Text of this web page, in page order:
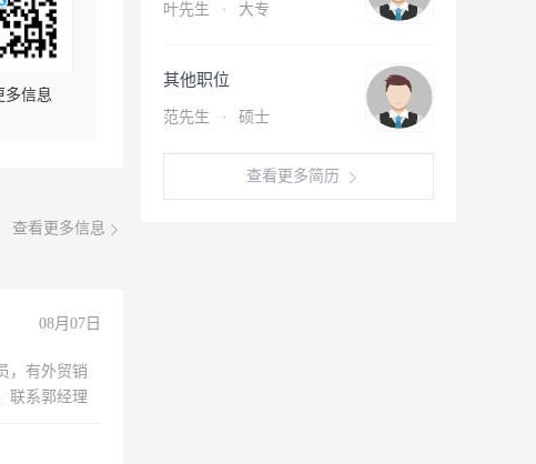
多信息
查看更多信息
08月07日
，有外贸销
联系郭经理
叶先生 · 大专
其他职位
范先生 · 硕士
查看更多简历